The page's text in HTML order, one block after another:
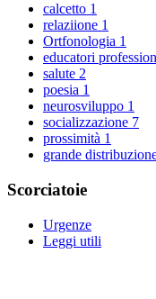
calcetto 1
relaziione 1
Ortfonologia 1
educatori
salute 2
poesia 1
neurosviluppo 1
socializzazione 7
prossimità 1
grande
Scorciatoie
Urgenze
Leggi utili